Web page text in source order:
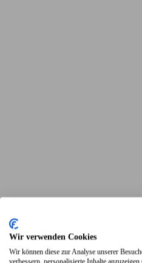
Wir verwenden Cookies
Wir können diese zur Analyse unserer